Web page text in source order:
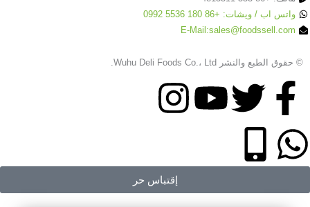
واتس اب / ويشات: +86 180 5536 0992
E-Mail:sales@foodssell.com
© حقوق الطبع والنشر Wuhu Deli Foods Co.، Ltd.
ا
ل
ف
ت
و
ي
م
ق
ا
س
ا
ل
م
و
إقتباس حر